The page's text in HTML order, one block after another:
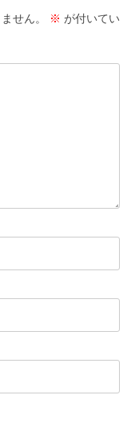
せん。 ※ が付いてい